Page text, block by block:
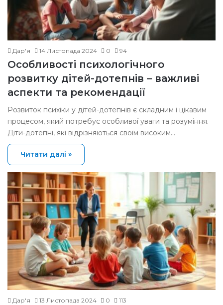
Дар'я 14 Листопада 2024 0 94
Особливості психологічного
розвитку дітей-дотепнів – важливі
аспекти та рекомендації
Розвиток психіки у дітей-дотепнів є складним і цікавим
процесом, який потребує особливої уваги та розуміння.
Діти-дотепні, які відрізняються своїм високим…
Читати далі »
Дар'я 13 Листопада 2024 0 113